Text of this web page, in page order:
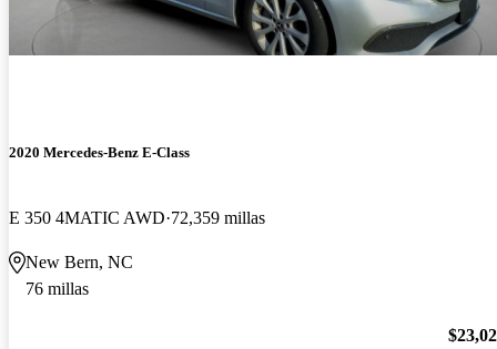
2020 Mercedes-Benz E-Class
E 350 4MATIC AWD 72,359 millas
New Bern, NC
76 millas